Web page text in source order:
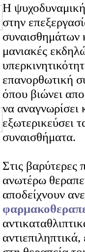
Η
στην
συναισθημάτων
μανιακές
επανορθωτική
όπου βιώνει
να αναγνωρίσει
εξωτερικεύσει
συναισθήματα.
Στις βαρύτερες
ανωτέρω
αποδείχνουν